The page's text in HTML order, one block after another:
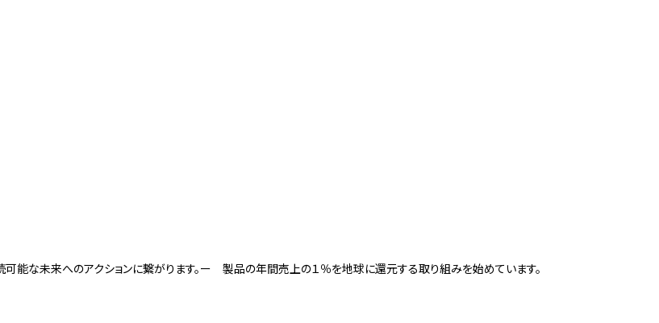
可能な未来へのアクションに繋がります。ー 製品の年間売上の１％を地球に還元する取り組みを始めています。